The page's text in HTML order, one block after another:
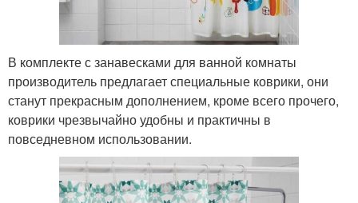
В комплекте с занавесками для ванной комнаты
производитель предлагает специальные коврики, они
станут прекрасным дополнением, кроме всего прочего,
коврики чрезвычайно удобны и практичны в
повседневном использовании.